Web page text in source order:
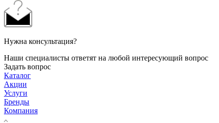
Нужна консультация?
Наши специалисты ответят на любой интересующий вопрос
Задать вопрос
Каталог
Акции
Услуги
Бренды
Компания